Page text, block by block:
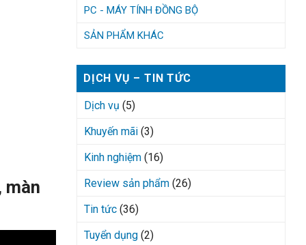
màn
PC - MÁY TÍNH ĐỒNG BỘ
SẢN PHẨM KHÁC
DỊCH VỤ – TIN TỨC
Dịch vụ (5)
Khuyến mãi (3)
Kinh nghiệm (16)
Review sản phẩm (26)
Tin tức (36)
Tuyển dụng (2)